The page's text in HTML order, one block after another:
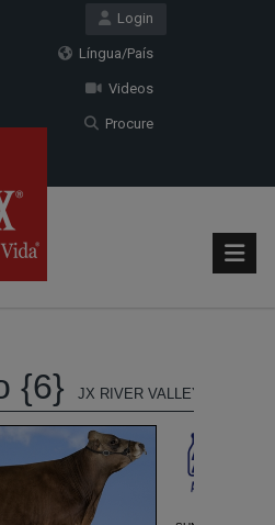
Login
Língua/País
Videos
Procure